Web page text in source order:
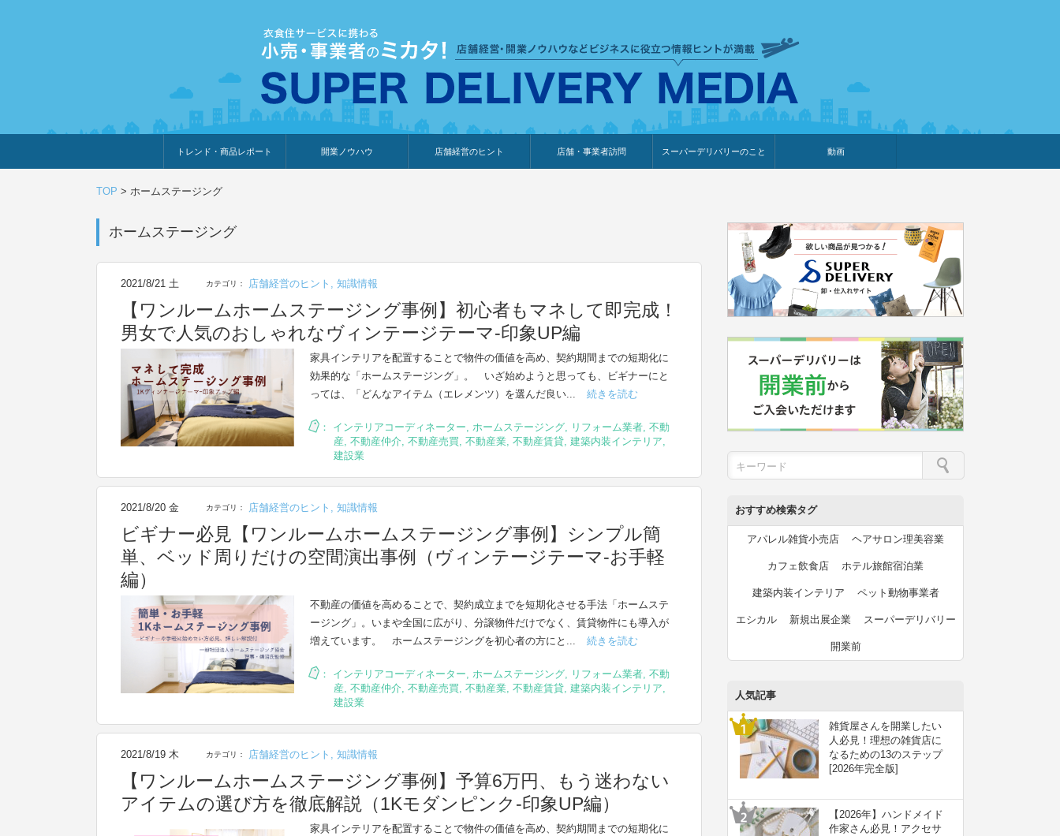
トレンド・商品レポート
トレンド・特集
人気ランキング
出展企業のおすすめ
商品体験・レビュー
暮らしの提案
開業ノウハウ 店舗経営のヒント 店舗・事業者訪問 スーパーデリバリーのこと 動画
TOP > ホームステージング
ホームステージング
2021/8/21 土 カテゴリ： 店舗経営のヒント , 知識情報
【ワンルームホームステージング事例】初心者もマネして即完成！
男女で人気のおしゃれなヴィンテージテーマ-印象UP編
家具インテリアを配置することで物件の価値を高め、契約期間までの短期化に
効果的な「ホームステージング」。 いざ始めようと思っても、ビギナーにと
っては、「どんなアイテム（エレメンツ）を選んだ良い...
続きを読む
： インテリアコーディネーター, ホームステージング, リフォーム業者, 不動
産, 不動産仲介, 不動産売買, 不動産業, 不動産賃貸, 建築内装インテリア,
建設業
2021/8/20 金 カテゴリ： 店舗経営のヒント , 知識情報
ビギナー必見【ワンルームホームステージング事例】シンプル簡
単、ベッド周りだけの空間演出事例（ヴィンテージテーマ-お手軽
編）
不動産の価値を高めることで、契約成立までを短期化させる手法「ホームステ
ージング」。いまや全国に広がり、分譲物件だけでなく、賃貸物件にも導入が
増えています。 ホームステージングを初心者の方にと...
続きを読む
： インテリアコーディネーター, ホームステージング, リフォーム業者, 不動
産, 不動産仲介, 不動産売買, 不動産業, 不動産賃貸, 建築内装インテリア,
建設業
2021/8/19 木 カテゴリ： 店舗経営のヒント , 知識情報
【ワンルームホームステージング事例】予算6万円、もう迷わない
アイテムの選び方を徹底解説（1Kモダンピンク-印象UP編）
家具インテリアを配置することで物件の価値を高め、契約期間までの短期化に
おすすめ検索タグ
アパレル雑貨小売店 ヘアサロン理美容業
カフェ飲食店 ホテル旅館宿泊業
建築内装インテリア ペット動物事業者
エシカル 新規出展企業 スーパーデリバリー
開業前
人気記事
雑貨屋さんを開業したい
人必見！理想の雑貨店に
なるための13のステップ
[2026年完全版]
【2026年】ハンドメイド
作家さん必見！アクセサ